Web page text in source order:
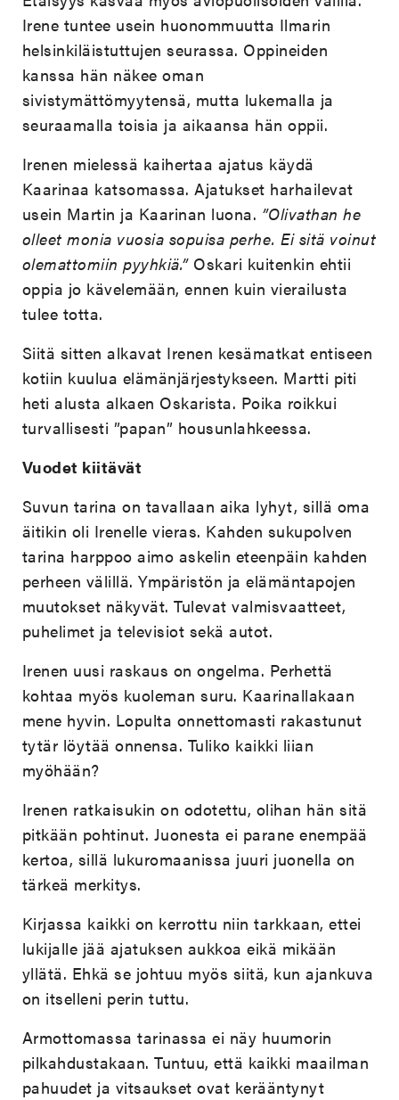
Irene tuntee usein huonommuutta Ilmarin
helsinkiläistuttujen seurassa. Oppineiden
kanssa hän näkee oman
sivistymättömyytensä, mutta lukemalla ja
seuraamalla toisia ja aikaansa hän oppii.
Irenen mielessä kaihertaa ajatus käydä
Kaarinaa katsomassa. Ajatukset harhailevat
usein Martin ja Kaarinan luona. ”Olivathan he
olleet monia vuosia sopuisa perhe. Ei sitä voinut
olemattomiin pyyhkiä.”Oskari kuitenkin ehtii
oppia jo kävelemään, ennen kuin vierailusta
tulee totta.
Siitä sitten alkavat Irenen kesämatkat entiseen
kotiin kuulua elämänjärjestykseen. Martti piti
heti alusta alkaen Oskarista. Poika roikkui
turvallisesti ”papan” housunlahkeessa.
Vuodet kiitävät
Suvun tarina on tavallaan aika lyhyt, sillä oma
äitikin oli Irenelle vieras. Kahden sukupolven
tarina harppoo aimo askelin eteenpäin kahden
perheen välillä. Ympäristön ja elämäntapojen
muutokset näkyvät. Tulevat valmisvaatteet,
puhelimet ja televisiot sekä autot.
Irenen uusi raskaus on ongelma. Perhettä
kohtaa myös kuoleman suru. Kaarinallakaan
mene hyvin. Lopulta onnettomasti rakastunut
tytär löytää onnensa. Tuliko kaikki liian
myöhään?
Irenen ratkaisukin on odotettu, olihan hän sitä
pitkään pohtinut. Juonesta ei parane enempää
kertoa, sillä lukuromaanissa juuri juonella on
tärkeä merkitys.
Kirjassa kaikki on kerrottu niin tarkkaan, ettei
lukijalle jää ajatuksen aukkoa eikä mikään
yllätä. Ehkä se johtuu myös siitä, kun ajankuva
on itselleni perin tuttu.
Armottomassa tarinassa ei näy huumorin
pilkahdustakaan. Tuntuu, että kaikki maailman
pahuudet ja vitsaukset ovat kerääntynyt